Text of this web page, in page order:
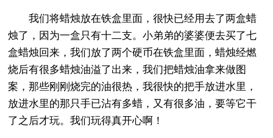
我们将蜡烛放在铁盒里面，很快已经用去了两盒蜡
烛了，因为一盒只有十二支。小弟弟的婆婆便去买了七
盒蜡烛回来，我们放了两个硬币在铁盒里面，蜡烛经燃
烧后有很多蜡烛油溢了出来，我们把蜡烛油拿来做图
案，那些刚刚烧完的油很热，我很快的把手放进水里，
放进水里的那只手已沾有多蜡，又有很多油，要等它干
了之后才玩。我们玩得真开心啊！